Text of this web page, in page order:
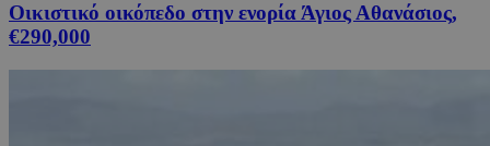
Οικιστικό οικόπεδο στην ενορία Άγιος Αθανάσιος,
€290,000